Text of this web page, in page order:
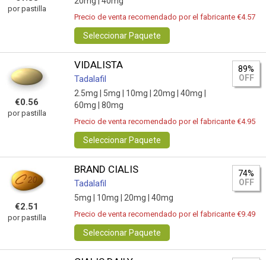
por pastilla
Precio de venta recomendado por el fabricante €4.57
Seleccionar Paquete
€0.56
por pastilla
VIDALISTA
Tadalafil
2.5mg | 5mg | 10mg | 20mg |
40mg |
60mg |
80mg
89%
OFF
Precio de venta recomendado por el fabricante €4.95
Seleccionar Paquete
€2.51
por pastilla
BRAND CIALIS
Tadalafil
5mg | 10mg | 20mg | 40mg
74%
OFF
Precio de venta recomendado por el fabricante €9.49
Seleccionar Paquete